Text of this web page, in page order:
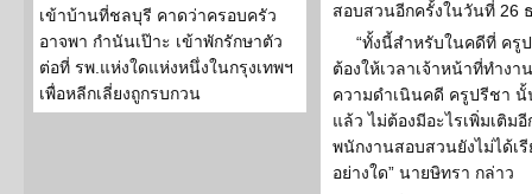
เข้าบ้านที่ชลบุรี คาดว่าครอบครัว
อาจพา กำนันเป๊าะ เข้าพักรักษาตัว
ต่อที่ รพ.แห่งใดแห่งหนึ่งในกรุงเทพฯ
เพื่อหลีกเลี่ยงถูกรบกวน
สอบสวนอีกครั้งในวันที่ 26
“ทั้งนี้สำหรับในคดีที่ ครู
ต้องให้เวลาเจ้าหน้าที่ทำง
ความดำเนินคดี ครูปรีชา
แล้ว ไม่ต้องมีอะไรเพิ่มเติม
พนักงานสอบสวนยังไม่ได้เ
อย่างใด” นายษิทรา กล่าว